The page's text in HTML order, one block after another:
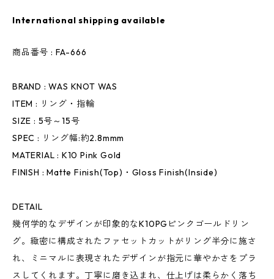
International shipping available
商品番号 : FA-666
BRAND : WAS KNOT WAS
ITEM : リング・指輪
SIZE : 5号～15号
SPEC : リング幅:約2.8mmm
MATERIAL : K10 Pink Gold
FINISH : Matte Finish(Top)・Gloss Finish(Inside)
DETAIL
幾何学的なデザインが印象的なK10PGピンクゴールドリン
グ。緻密に構成されたファセットカットがリング半分に施さ
れ、ミニマルに表現されたデザインが指元に華やかさをプラ
スしてくれます。丁寧に磨き込まれ、仕上げは柔らかく落ち